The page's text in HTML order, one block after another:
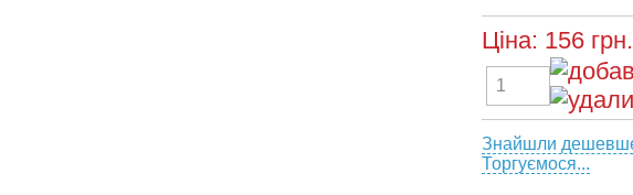
Ціна: 156 грн.
Знайшли
Торгуємося...